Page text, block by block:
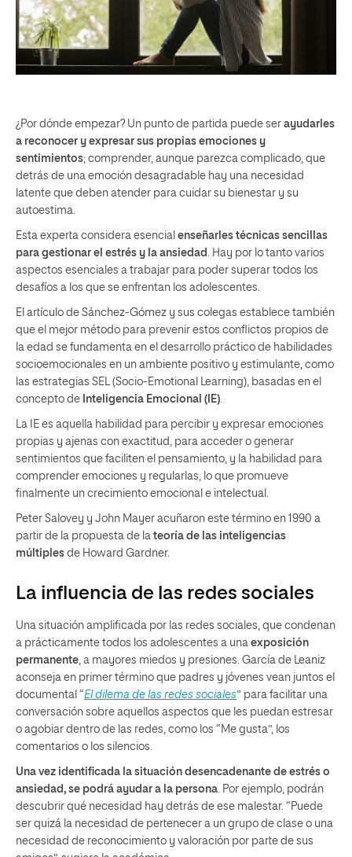
¿Por dónde empezar? Un punto de partida puede ser ayudarles
a reconocer y expresar sus propias emociones y
sentimientos; comprender, aunque parezca complicado, que
detrás de una emoción desagradable hay una necesidad
latente que deben atender para cuidar su bienestar y su
autoestima.
Esta experta considera esencial enseñarles técnicas sencillas
para gestionar el estrés y la ansiedad . Hay por lo tanto varios
aspectos esenciales a trabajar para poder superar todos los
desafíos a los que se enfrentan los adolescentes.
El artículo de Sánchez-Gómez y sus colegas establece también
que el mejor método para prevenir estos conflictos propios de
la edad se fundamenta en el desarrollo práctico de habilidades
socioemocionales en un ambiente positivo y estimulante, como
las estrategias SEL (Socio-Emotional Learning), basadas en el
concepto de Inteligencia Emocional (IE).
La IE es aquella habilidad para percibir y expresar emociones
propias y ajenas con exactitud, para acceder o generar
sentimientos que faciliten el pensamiento, y la habilidad para
comprender emociones y regularlas, lo que promueve
finalmente un crecimiento emocional e intelectual.
Peter Salovey y John Mayer acuñaron este término en 1990 a
partir de la propuesta de la teoría de las inteligencias
múltiples de Howard Gardner.
La influencia de las redes sociales
Una situación amplificada por las redes sociales, que condenan
a prácticamente todos los adolescentes a una exposición
permanente, a mayores miedos y presiones. García de Leaniz
aconseja en primer término que padres y jóvenes vean juntos el
documental “El dilema de las redes sociales” para facilitar una
conversación sobre aquellos aspectos que les puedan estresar
o agobiar dentro de las redes, como los “Me gusta”, los
comentarios o los silencios.
Una vez identificada la situación desencadenante de estrés o
ansiedad, se podrá ayudar a la persona. Por ejemplo, podrán
descubrir qué necesidad hay detrás de ese malestar. “Puede
ser quizá la necesidad de pertenecer a un grupo de clase o una
necesidad de reconocimiento y valoración por parte de sus